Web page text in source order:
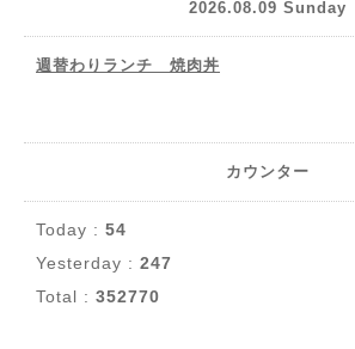
2026.08.09 Sunday
週替わりランチ 焼肉丼
カウンター
Today : 54
Yesterday : 247
Total : 352770